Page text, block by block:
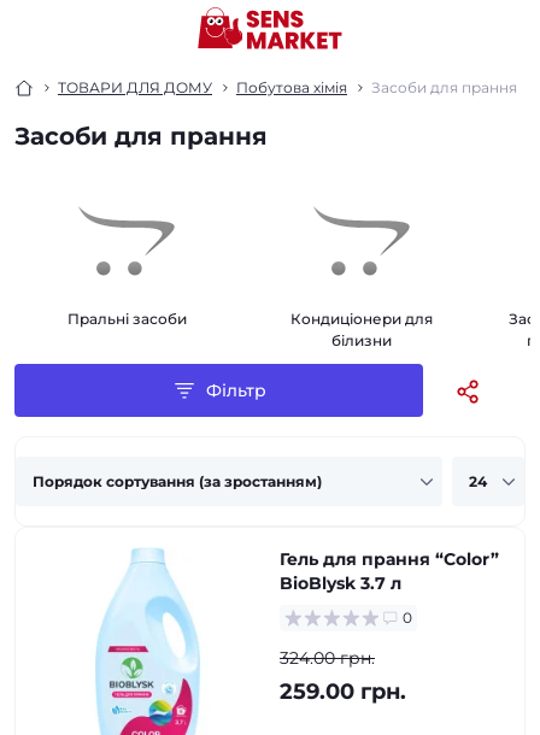
ТОВАРИ ДЛЯ ДОМУ Побутова хімія Засоби для прання
Засоби для прання
Пральні засоби
Кондиціонери для
білизни
Фільтр
Гель для прання “Color”
BioBlysk 3.7 л
0
324.00 грн.
259.00 грн.